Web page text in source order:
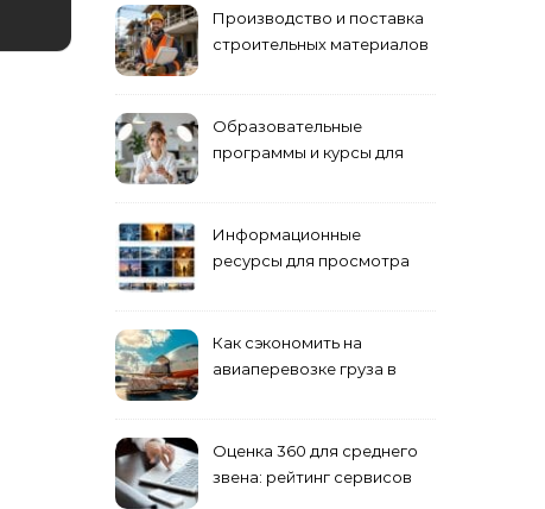
приобретения
Производство и поставка
строительных материалов
Образовательные
программы и курсы для
Информационные
ресурсы для просмотра
Как сэкономить на
авиаперевозке груза в
Оценка 360 для среднего
звена: рейтинг сервисов